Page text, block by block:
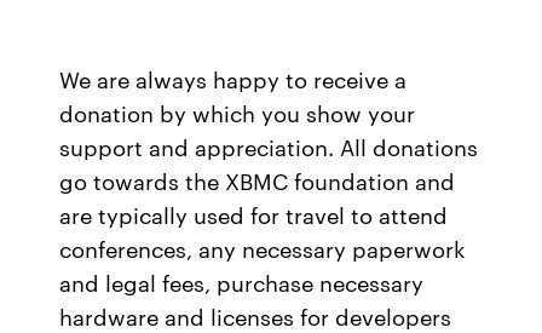
We are always happy to receive a
donation by which you show your
support and appreciation. All donations
go towards the XBMC foundation and
are typically used for travel to attend
conferences, any necessary paperwork
and legal fees, purchase necessary
hardware and licenses for developers